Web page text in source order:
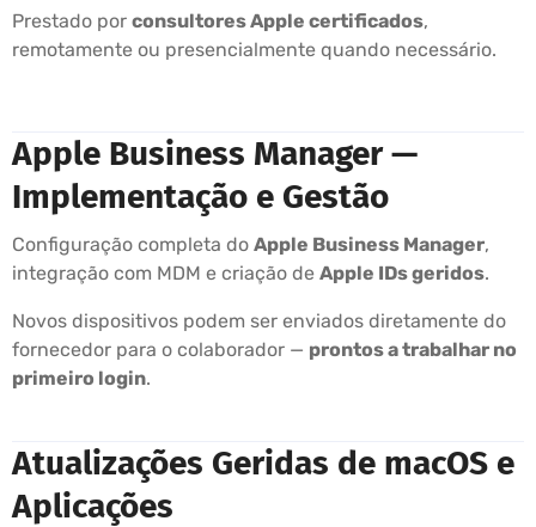
Prestado por consultores Apple certificados,
remotamente ou presencialmente quando necessário.
Apple Business Manager —
Implementação e Gestão
Configuração completa do Apple Business Manager,
integração com MDM e criação de Apple IDs geridos.
Novos dispositivos podem ser enviados diretamente do
fornecedor para o colaborador — prontos a trabalhar no
primeiro login.
Atualizações Geridas de macOS e
Aplicações